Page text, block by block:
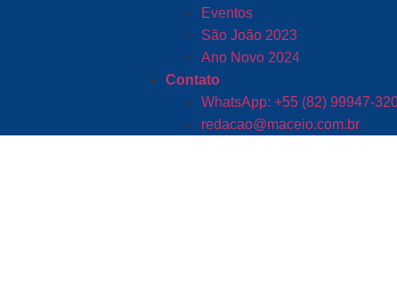
Eventos
São João 2023
Ano Novo 2024
Contato
WhatsApp: +55 (82) 99947-
redacao@maceio.com.br